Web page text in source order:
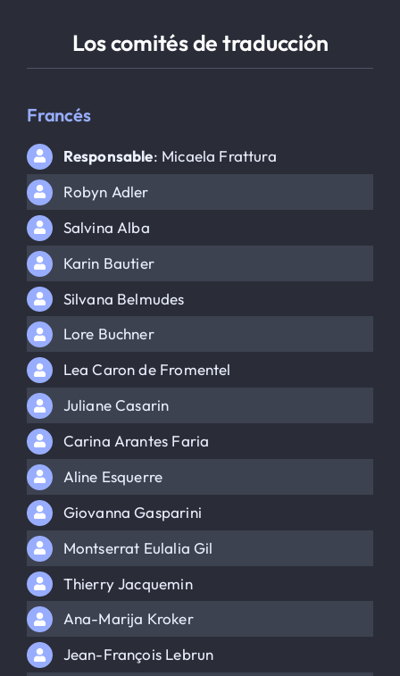
Los comités de traducción
Francés
Responsable: Micaela Frattura
Robyn Adler
Salvina Alba
Karin Bautier
Silvana Belmudes
Lore Buchner
Lea Caron de Fromentel
Juliane Casarin
Carina Arantes Faria
Aline Esquerre
Giovanna Gasparini
Montserrat Eulalia Gil
Thierry Jacquemin
Ana-Marija Kroker
Jean-François Lebrun